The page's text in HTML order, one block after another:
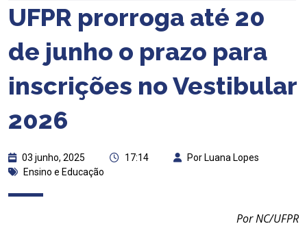
UFPR prorroga até 20
de junho o prazo para
inscrições no Vestibular
2026
03 junho, 2025 17:14
Por Luana Lopes
Ensino e Educação
Por NC/UFPR